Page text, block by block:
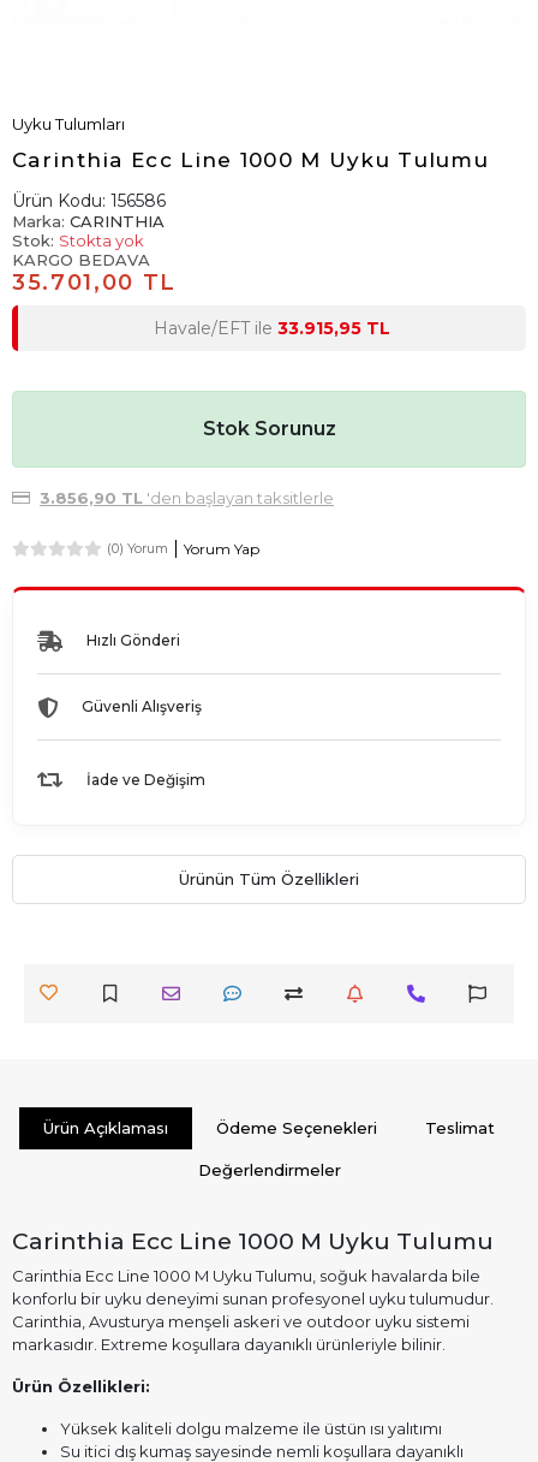
Uyku Tulumları
Carinthia Ecc Line 1000 M Uyku Tulumu
Ürün Kodu: 156586
Marka: CARINTHIA
Stok: Stokta yok
KARGO BEDAVA
35.701,00 TL
Havale/EFT ile 33.915,95 TL
Stok Sorunuz
3.856,90 TL'den başlayan taksitlerle
(0) Yorum Yorum Yap
Hızlı Gönderi
Güvenli Alışveriş
İade ve Değişim
Ürünün Tüm Özellikleri
Ürün Açıklaması Ödeme Seçenekleri Teslimat
Değerlendirmeler
Carinthia Ecc Line 1000 M Uyku Tulumu
Carinthia Ecc Line 1000 M Uyku Tulumu, soğuk havalarda bile
konforlu bir uyku deneyimi sunan profesyonel uyku tulumudur.
Carinthia, Avusturya menşeli askeri ve outdoor uyku sistemi
markasıdır. Extreme koşullara dayanıklı ürünleriyle bilinir.
Ürün Özellikleri:
Yüksek kaliteli dolgu malzeme ile üstün ısı yalıtımı
Su itici dış kumaş sayesinde nemli koşullara dayanıklı